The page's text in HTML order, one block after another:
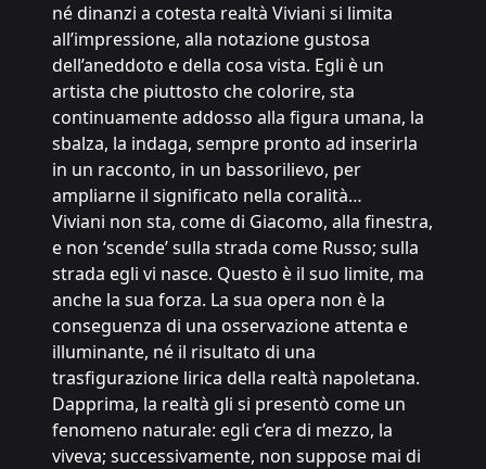
né dinanzi a cotesta realtà Viviani si limita
all’impressione, alla notazione gustosa
dell’aneddoto e della cosa vista. Egli è un
artista che piuttosto che colorire, sta
continuamente addosso alla figura umana, la
sbalza, la indaga, sempre pronto ad inserirla
in un racconto, in un bassorilievo, per
ampliarne il significato nella coralità…
Viviani non sta, come di Giacomo, alla finestra,
e non ‘scende’ sulla strada come Russo; sulla
strada egli vi nasce. Questo è il suo limite, ma
anche la sua forza. La sua opera non è la
conseguenza di una osservazione attenta e
illuminante, né il risultato di una
trasfigurazione lirica della realtà napoletana.
Dapprima, la realtà gli si presentò come un
fenomeno naturale: egli c’era di mezzo, la
viveva; successivamente, non suppose mai di